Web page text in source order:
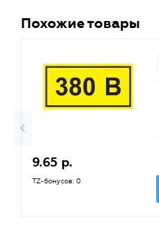
Похожие товары
9.65 р.
TZ-бонусов: 0